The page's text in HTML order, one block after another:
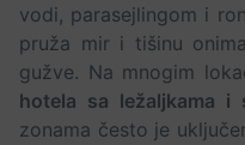
vodi, parasejlingom i
pruža mir i tišinu
gužve. Na mnogim
hotela sa ležaljkama i
zonama često je